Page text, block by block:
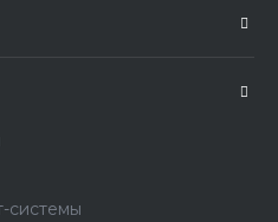
системы